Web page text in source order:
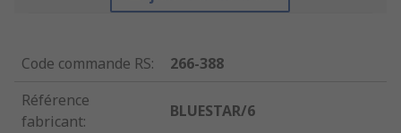
Code commande RS:
266-388
Référence
fabricant:
BLUESTAR/6